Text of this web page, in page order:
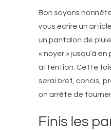
Bon soyons
vous écrire un
un pantalon de
« noyer » jusqu’à
attention. Cette
serai bref, concis,
on arrête de
Finis les